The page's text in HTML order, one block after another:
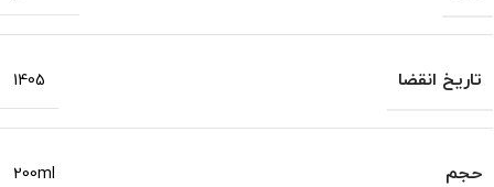
تاریخ انقضا 1405
حجم 200ml